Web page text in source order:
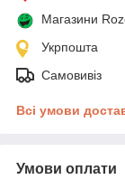
Магазини
Укрпошта
Самовивіз
Всі умови
Умови оплати